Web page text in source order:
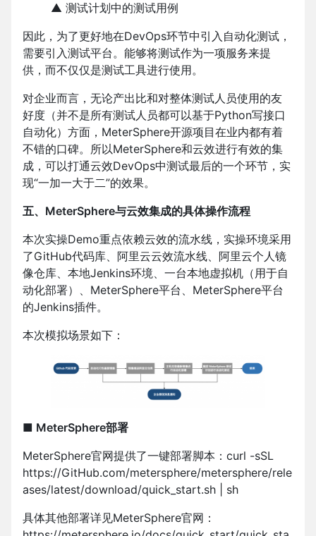
▲ 测试计划中的测试用例
因此，为了更好地在DevOps环节中引入自动化测试，
需要引入测试平台。能够将测试作为一项服务来提
供，而不仅仅是测试工具进行使用。
对企业而言，无论产出比和对整体测试人员使用的友
好度（并不是所有测试人员都可以基于Python写接口
自动化）方面，MeterSphere开源项目在业内都有着
不错的口碑。所以MeterSphere和云效进行有效的集
成，可以打通云效DevOps中测试最后的一个环节，实
现“一加一大于二”的效果。
五、MeterSphere与云效集成的具体操作流程
本次实操Demo重点依赖云效的流水线，实操环境采用
了GitHub代码库、阿里云云效流水线、阿里云个人镜
像仓库、本地Jenkins环境、一台本地虚拟机（用于自
动化部署）、MeterSphere平台、MeterSphere平台
的Jenkins插件。
本次模拟场景如下：
■ MeterSphere部署
MeterSphere官网提供了一键部署脚本：curl -sSL
https://GitHub.com/metersphere/metersphere/rele
ases/latest/download/quick_start.sh | sh
具体其他部署详见MeterSphere官网：